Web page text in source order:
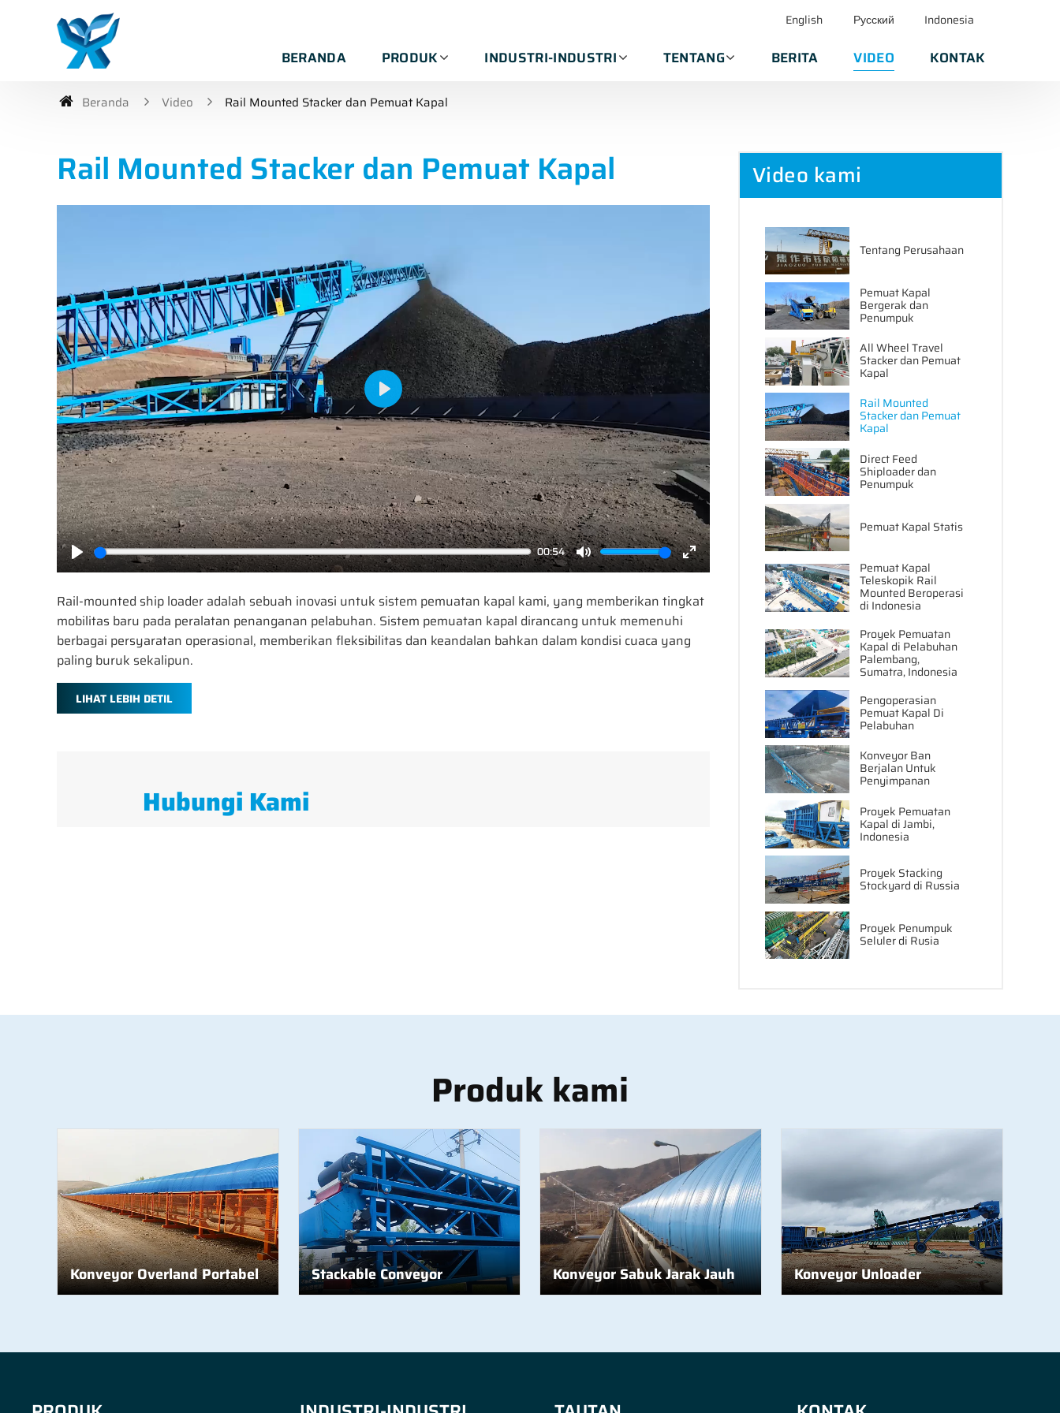
English Русский Indonesia
BERANDA PRODUK INDUSTRI-INDUSTRI TENTANG BERITA VIDEO KONTAK
Beranda Video Rail Mounted Stacker dan Pemuat Kapal
Rail Mounted Stacker dan Pemuat Kapal
Play
00:54
Mute
Enter
Play
Rail-mounted ship loader adalah sebuah inovasi untuk sistem pemuatan kapal kami, yang memberikan tingkat
mobilitas baru pada peralatan penanganan pelabuhan. Sistem pemuatan kapal dirancang untuk memenuhi
berbagai persyaratan operasional, memberikan fleksibilitas dan keandalan bahkan dalam kondisi cuaca yang
paling buruk sekalipun.
LIHAT LEBIH DETIL
Hubungi Kami
Video kami
Tentang Perusahaan
Pemuat Kapal
Bergerak dan
Penumpuk
All Wheel Travel
Stacker dan Pemuat
Kapal
Rail Mounted
Stacker dan Pemuat
Kapal
Direct Feed
Shiploader dan
Penumpuk
Pemuat Kapal Statis
Pemuat Kapal
Teleskopik Rail
Mounted Beroperasi
di Indonesia
Proyek Pemuatan
Kapal di Pelabuhan
Palembang,
Sumatra, Indonesia
Pengoperasian
Pemuat Kapal Di
Pelabuhan
Konveyor Ban
Berjalan Untuk
Penyimpanan
Proyek Pemuatan
Kapal di Jambi,
Indonesia
Proyek Stacking
Stockyard di Russia
Proyek Penumpuk
Seluler di Rusia
Produk kami
Konveyor Overland Portabel Stackable Conveyor Konveyor Sabuk Jarak Jauh Konveyor Unloader